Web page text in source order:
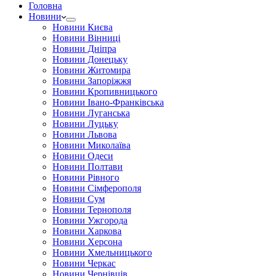
Головна
Новини
Новини Києва
Новини Вінниці
Новини Дніпра
Новини Донецьку
Новини Житомира
Новини Запоріжжя
Новини Кропивницького
Новини Івано-Франківська
Новини Луганська
Новини Луцьку
Новини Львова
Новини Миколаїва
Новини Одеси
Новини Полтави
Новини Рівного
Новини Сімферополя
Новини Сум
Новини Тернополя
Новини Ужгорода
Новини Харкова
Новини Херсона
Новини Хмельницького
Новини Черкас
Новини Чернівців